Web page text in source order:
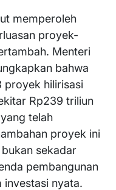
memperoleh
proyek-
Menteri
bahwa
proyek hilirisasi
Rp239 triliun
telah
proyek ini
sekadar
pembangunan
investasi nyata.